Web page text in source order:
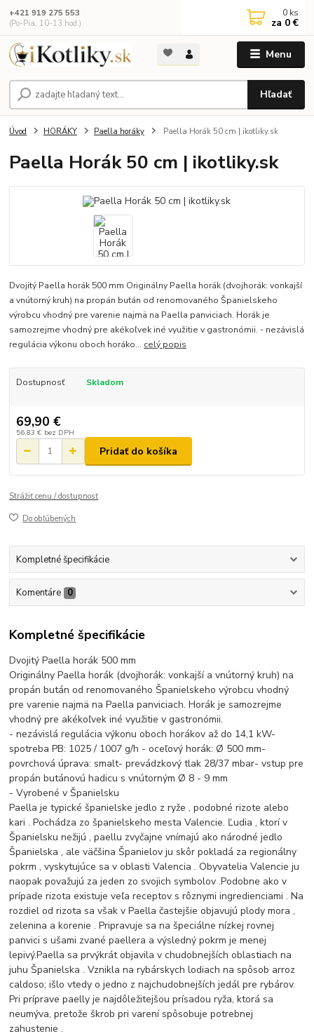
Menu
Hľadať
+421 919 275 553
(Po-Pia, 10-13 hod.)
0 ks
za 0 €
Úvod HORÁKY Paella horáky Paella Horák 50 cm | ikotliky.sk
Paella Horák 50 cm | ikotliky.sk
Dvojitý Paella horák 500 mm Originálny Paella horák (dvojhorák: vonkajší
a vnútorný kruh) na propán bután od renomovaného Španielskeho
výrobcu vhodný pre varenie najmä na Paella panviciach. Horák je
samozrejme vhodný pre akékoľvek iné využitie v gastronómii. - nezávislá
regulácia výkonu oboch horáko... celý popis
Dostupnosť Skladom
69,90 €
56,83 € bez DPH
Pridať do košíka
Strážiť cenu / dostupnosť
Do obľúbených
Kompletné špecifikácie
Komentáre 0
Kompletné špecifikácie
Dvojitý Paella horák 500 mm
Originálny Paella horák (dvojhorák: vonkajší a vnútorný kruh) na
propán bután od renomovaného Španielskeho výrobcu vhodný
pre varenie najmä na Paella panviciach. Horák je samozrejme
vhodný pre akékoľvek iné využitie v gastronómii.
- nezávislá regulácia výkonu oboch horákov až do 14,1 kW-
spotreba PB: 1025 / 1007 g/h - oceľový horák: Ø 500 mm-
povrchová úprava: smalt- prevádzkový tlak 28/37 mbar- vstup pre
propán butánovú hadicu s vnútorným Ø 8 - 9 mm
- Vyrobené v Španielsku
Paella je typické španielske jedlo z ryže , podobné rizote alebo
kari . Pochádza zo španielskeho mesta Valencie. Ľudia , ktorí v
Španielsku nežijú , paellu zvyčajne vnímajú ako národné jedlo
Španielska , ale väčšina Španielov ju skôr pokladá za regionálny
pokrm , vyskytujúce sa v oblasti Valencia . Obyvatelia Valencie ju
naopak považujú za jeden zo svojich symbolov .Podobne ako v
prípade rizota existuje veľa receptov s rôznymi ingredienciami . Na
rozdiel od rizota sa však v Paella častejšie objavujú plody mora ,
zelenina a korenie . Pripravuje sa na špeciálne nízkej rovnej
panvici s ušami zvané paellera a výsledný pokrm je menej
lepivý.Paella sa prvýkrát objavila v chudobnejších oblastiach na
juhu Španielska . Vznikla na rybárskych lodiach na spôsob arroz
caldoso; išlo vtedy o jedno z najchudobnejších jedál pre rybárov.
Pri príprave paelly je najdôležitejšou prísadou ryža, ktorá sa
neumýva, pretože škrob pri varení spôsobuje potrebnej
zahustenie .